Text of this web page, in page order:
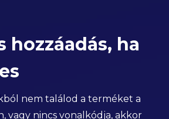
hozzáadás, ha
nem találod a terméket a
vagy nincs vonalkódja, akkor